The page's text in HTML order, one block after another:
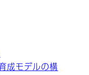
成モデルの構